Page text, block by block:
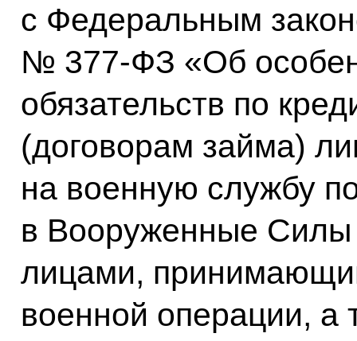
с Федеральным
№ 377-ФЗ «Об
обязательств по
(договорам займа)
на военную службу
в Вооруженные Силы
лицами,
военной операции, а